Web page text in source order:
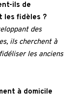
ils de
les fidèles ?
des
ils cherchent à
les anciens
à domicile